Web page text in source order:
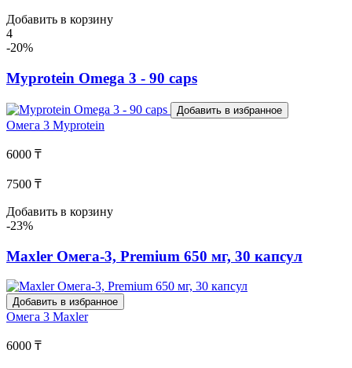
Добавить в корзину
4
-20%
Myprotein Omega 3 - 90 caps
Добавить в избранное
Омега 3 Myprotein
6000 ₸
7500 ₸
Добавить в корзину
-23%
Maxler Омега-3, Premium 650 мг, 30 капсул
Добавить в избранное
Омега 3 Maxler
6000 ₸